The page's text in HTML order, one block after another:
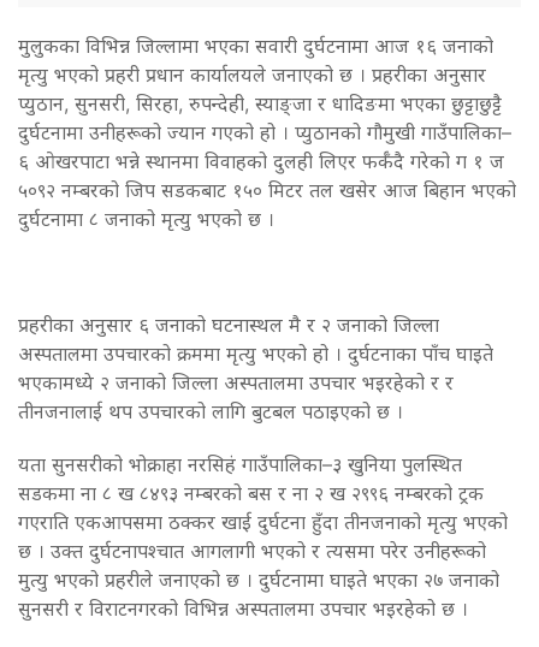
मुलुकका विभिन्न जिल्लामा भएका सवारी दुर्घटनामा आज १६ जनाको
मृत्यु भएको प्रहरी प्रधान कार्यालयले जनाएको छ । प्रहरीका अनुसार
प्युठान, सुनसरी, सिरहा, रुपन्देही, स्याङ्जा र धादिङमा भएका छुट्टाछुट्टै
दुर्घटनामा उनीहरूको ज्यान गएको हो । प्युठानको गौमुखी गाउँपालिका–
६ ओखरपाटा भन्ने स्थानमा विवाहको दुलही लिएर फर्कँदै गरेको ग १ ज
५०९२ नम्बरको जिप सडकबाट १५० मिटर तल खसेर आज बिहान भएको
दुर्घटनामा ८ जनाको मृत्यु भएको छ ।
प्रहरीका अनुसार ६ जनाको घटनास्थल मै र २ जनाको जिल्ला
अस्पतालमा उपचारको क्रममा मृत्यु भएको हो । दुर्घटनाका पाँच घाइते
भएकामध्ये २ जनाको जिल्ला अस्पतालमा उपचार भइरहेको र र
तीनजनालाई थप उपचारको लागि बुटबल पठाइएको छ ।
यता सुनसरीको भोक्राहा नरसिहं गाउँपालिका–३ खुनिया पुलस्थित
सडकमा ना ८ ख ८४९३ नम्बरको बस र ना २ ख २९९६ नम्बरको ट्रक
गएराति एकआपसमा ठक्कर खाई दुर्घटना हुँदा तीनजनाको मृत्यु भएको
छ । उक्त दुर्घटनापश्चात आगलागी भएको र त्यसमा परेर उनीहरूको
मुत्यु भएको प्रहरीले जनाएको छ । दुर्घटनामा घाइते भएका २७ जनाको
सुनसरी र विराटनगरको विभिन्न अस्पतालमा उपचार भइरहेको छ ।